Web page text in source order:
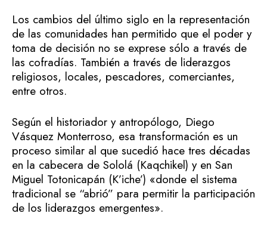
Los cambios del último siglo en la representación
de las comunidades han permitido que el poder y
toma de decisión no se exprese sólo a través de
las cofradías. También a través de liderazgos
religiosos, locales, pescadores, comerciantes,
entre otros.
Según el historiador y antropólogo, Diego
Vásquez Monterroso, esa transformación es un
proceso similar al que sucedió hace tres décadas
en la cabecera de Sololá (Kaqchikel) y en San
Miguel Totonicapán (K’iche’) «donde el sistema
tradicional se “abrió” para permitir la participación
de los liderazgos emergentes».